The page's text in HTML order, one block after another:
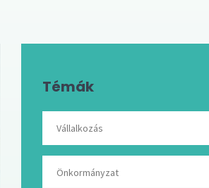
Témák
Vállalkozás
Önkormányzat